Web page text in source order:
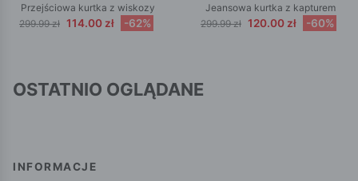
Przejściowa kurtka z wiskozy
299.99 zł 114.00 zł -62%
Jeansowa kurtka z kapturem
299.99 zł 120.00 zł -60%
OSTATNIO OGLĄDANE
INFORMACJE